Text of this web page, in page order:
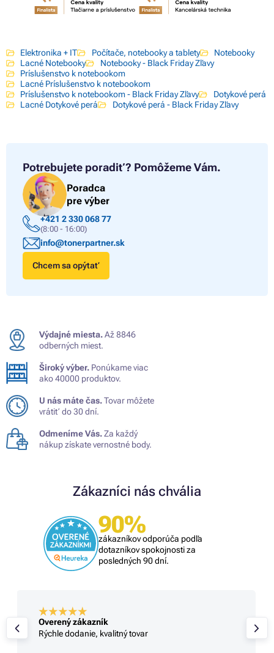
Elektronika + IT Počítače, notebooky a tablety
Notebooky
Lacné Notebooky
Notebooky - Black Friday Zľavy
Príslušenstvo k notebookom
Lacné Príslušenstvo k notebookom
Príslušenstvo k notebookom - Black Friday Zľavy
Dotykové perá
Lacné Dotykové perá
Dotykové perá - Black Friday Zľavy
Potrebujete poradiť? Pomôžeme Vám.
Poradca
pre výber
+421 2 330 068 77
(8:00 - 16:00)
info@tonerpartner.sk
Chcem sa opýtať
Výdajné miesta.Až 8846
odberných miest.
Široký výber. Ponúkame viac
ako 40000 produktov.
U nás máte čas.Tovar môžete
vrátiť do 30 dní.
Odmeníme Vás.Za každý
nákup získate vernostné body.
Zákazníci nás chvália
90%
zákazníkov odporúča podľa
dotazníkov spokojnosti za
posledných 90 dní.
Overený zákazník
Rýchle dodanie, kvalitný tovar